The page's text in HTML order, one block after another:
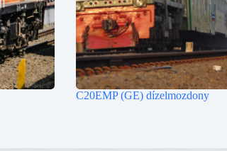
C20EMP (GE) dízelmozdony